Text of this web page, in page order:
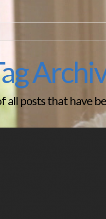
all posts that have